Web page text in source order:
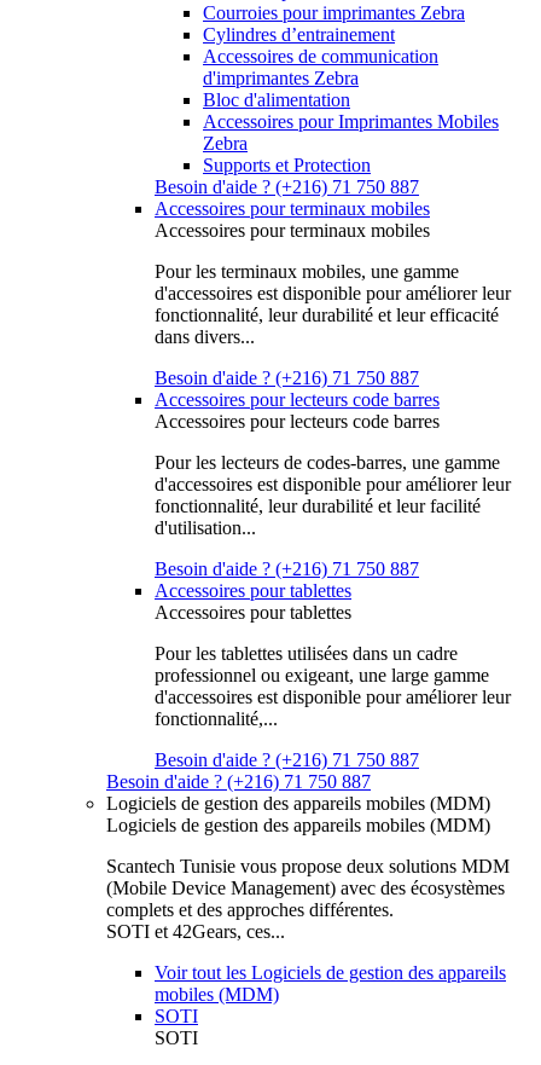
Courroies pour imprimantes Zebra
Cylindres d’entrainement
Accessoires de communication
d'imprimantes Zebra
Bloc d'alimentation
Accessoires pour Imprimantes Mobiles
Zebra
Supports et Protection
Besoin d'aide ? (+216) 71 750 887
Accessoires pour terminaux mobiles
Accessoires pour terminaux mobiles
Pour les terminaux mobiles, une gamme
d'accessoires est disponible pour améliorer leur
fonctionnalité, leur durabilité et leur efficacité
dans divers...
Besoin d'aide ? (+216) 71 750 887
Accessoires pour lecteurs code barres
Accessoires pour lecteurs code barres
Pour les lecteurs de codes-barres, une gamme
d'accessoires est disponible pour améliorer leur
fonctionnalité, leur durabilité et leur facilité
d'utilisation...
Besoin d'aide ? (+216) 71 750 887
Accessoires pour tablettes
Accessoires pour tablettes
Pour les tablettes utilisées dans un cadre
professionnel ou exigeant, une large gamme
d'accessoires est disponible pour améliorer leur
fonctionnalité,...
Besoin d'aide ? (+216) 71 750 887
Besoin d'aide ? (+216) 71 750 887
Logiciels de gestion des appareils mobiles (MDM)
Logiciels de gestion des appareils mobiles (MDM)
Scantech Tunisie vous propose deux solutions MDM
(Mobile Device Management) avec des écosystèmes
complets et des approches différentes.
SOTI et 42Gears, ces...
Voir tout les Logiciels de gestion des appareils
mobiles (MDM)
SOTI
SOTI